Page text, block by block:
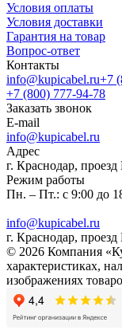
Условия оплаты
Условия доставки
Гарантия на товар
Вопрос-ответ
Контакты
info@kupicabel.ru+7
+7 (800) 777-94-78
Заказать звонок
E-mail
info@kupicabel.ru
Адрес
г. Краснодар,
Режим работы
Пн. – Пт.: с 9:00 до
info@kupicabel.ru
г. Краснодар,
© 2026 Компания
характеристиках,
изображениях